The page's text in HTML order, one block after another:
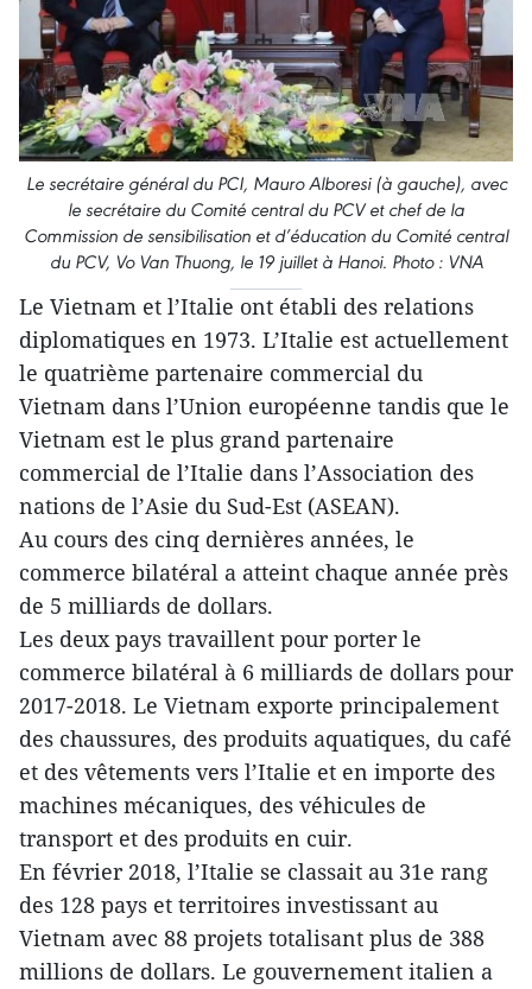
Le secrétaire général du PCI, Mauro Alboresi (à gauche), avec
le secrétaire du Comité central du PCV et chef de la
Commission de sensibilisation et d’éducation du Comité central
du PCV, Vo Van Thuong, le 19 juillet à Hanoi. Photo : VNA
Le Vietnam et l’Italie ont établi des relations
diplomatiques en 1973. L’Italie est actuellement
le quatrième partenaire commercial du
Vietnam dans l’Union européenne tandis que le
Vietnam est le plus grand partenaire
commercial de l’Italie dans l’Association des
nations de l’Asie du Sud-Est (ASEAN).
Au cours des cinq dernières années, le
commerce bilatéral a atteint chaque année près
de 5 milliards de dollars.
Les deux pays travaillent pour porter le
commerce bilatéral à 6 milliards de dollars pour
2017-2018. Le Vietnam exporte principalement
des chaussures, des produits aquatiques, du café
et des vêtements vers l’Italie et en importe des
machines mécaniques, des véhicules de
transport et des produits en cuir.
En février 2018, l’Italie se classait au 31e rang
des 128 pays et territoires investissant au
Vietnam avec 88 projets totalisant plus de 388
millions de dollars. Le gouvernement italien a